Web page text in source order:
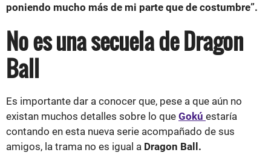
poniendo mucho más de mi parte que de costumbre”.
No es una secuela de Dragon
Ball
Es importante dar a conocer que, pese a que aún no
existan muchos detalles sobre lo que Gokú estaría
contando en esta nueva serie acompañado de sus
amigos, la trama no es igual a Dragon Ball.